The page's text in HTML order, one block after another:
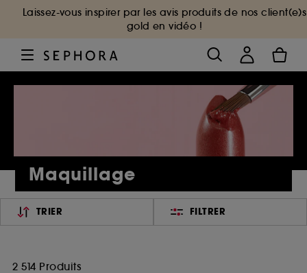
Laissez-vous inspirer par les avis produits de nos client(e)s
gold en vidéo !
Maquillage
TRIER FILTRER
2 514 Produits